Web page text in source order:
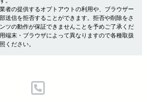
者の提供するオプトアウトの利用や、ブラウザー
送信を拒否することができます。拒否や削除をさ
ツの動作が保証できませんことを予めご了承くだ
端末・ブラウザによって異なりますので各種取扱
ください。